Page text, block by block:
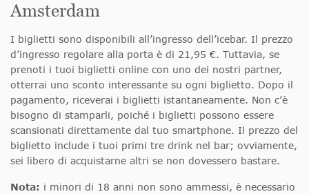
Amsterdam
I biglietti sono disponibili all’ingresso dell’icebar. Il prezzo
d’ingresso regolare alla porta è di 21,95 €. Tuttavia, se
prenoti i tuoi biglietti online con uno dei nostri partner,
otterrai uno sconto interessante su ogni biglietto. Dopo il
pagamento, riceverai i biglietti istantaneamente. Non c’è
bisogno di stamparli, poiché i biglietti possono essere
scansionati direttamente dal tuo smartphone. Il prezzo del
biglietto include i tuoi primi tre drink nel bar; ovviamente,
sei libero di acquistarne altri se non dovessero bastare.
Nota: i minori di 18 anni non sono ammessi, è necessario